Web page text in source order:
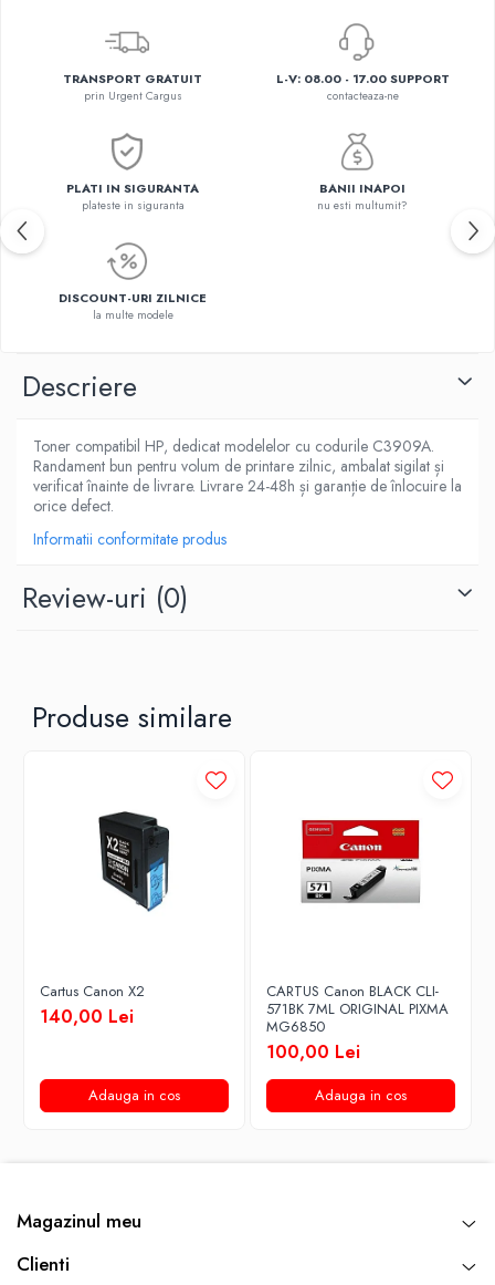
TRANSPORT GRATUIT
prin Urgent Cargus
L-V: 08.00 - 17.00 SUPPORT
contacteaza-ne
PLATI IN SIGURANTA
plateste in siguranta
BANII INAPOI
nu esti multumit?
DISCOUNT-URI ZILNICE
la multe modele
Descriere
Toner compatibil HP, dedicat modelelor cu codurile C3909A.
Randament bun pentru volum de printare zilnic, ambalat sigilat și
verificat înainte de livrare. Livrare 24-48h și garanție de înlocuire la
orice defect.
Informatii conformitate produs
Review-uri (0)
Produse similare
Cartus Canon X2
140,00 Lei
Adauga in cos
CARTUS Canon BLACK CLI-
571BK 7ML ORIGINAL PIXMA
MG6850
100,00 Lei
Adauga in cos
Magazinul meu
Clienti